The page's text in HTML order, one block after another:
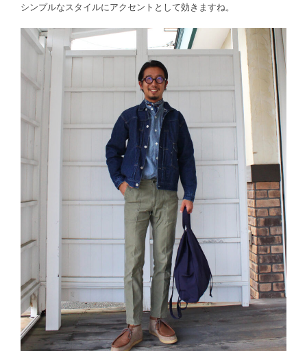
シンプルなスタイルにアクセントとして効きますね。